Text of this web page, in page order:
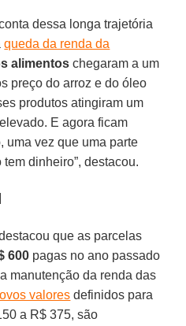
dessa longa trajetória
queda da renda da
alimentos chegaram a um
preço do arroz e do óleo
produtos atingiram um
E agora ficam
uma vez que uma parte
dinheiro”, destacou.
que as parcelas
600 pagas no ano passado
manutenção da renda das
valores definidos para
a R$ 375, são